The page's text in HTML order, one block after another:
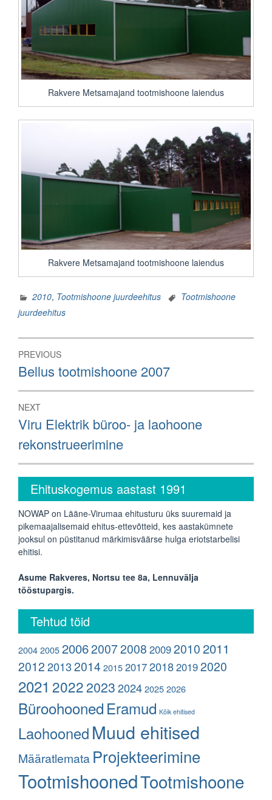
Rakvere Metsamajand tootmishoone laiendus
Rakvere Metsamajand tootmishoone laiendus
2010, Tootmishoone juurdeehitus
Tootmishoone
juurdeehitus
Navigeerimine
PREVIOUS
Previous
post:
Bellus tootmishoone 2007
NEXT
Next
post:
Viru Elektrik büroo- ja laohoone
rekonstrueerimine
Ehituskogemus aastast 1991
NOWAP on Lääne-Virumaa ehitusturu üks suuremaid ja
pikemaajalisemaid ehitus-ettevõtteid, kes aastakümnete
jooksul on püstitanud märkimisväärse hulga eriotstarbelisi
ehitisi.
Asume Rakveres, Nortsu tee 8a, Lennuvälja
tööstupargis.
Tehtud töid
20042005200620072008 200920102011
201220132014 20152017201820192020
2021 2022 2023202420252026
Büroohooned Eramud Kõik ehitised
Laohooned Muud ehitised
Määratlemata Projekteerimine
TootmishoonedTootmishoone